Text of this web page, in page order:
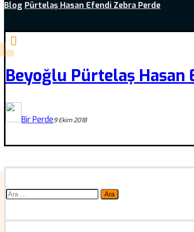
Blog Pürtelaş Hasan Efendi Zebra Perde
Beyoğlu Pürtelaş Hasan
Bir Perde9 Ekim 2018
Arama: